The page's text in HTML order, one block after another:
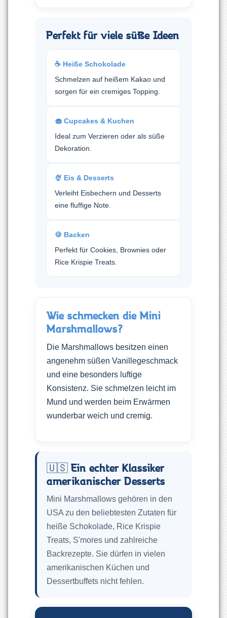
Perfekt für viele süße Ideen
☕ Heiße Schokolade
Schmelzen auf heißem Kakao und
sorgen für ein cremiges Topping.
🧁 Cupcakes & Kuchen
Ideal zum Verzieren oder als süße
Dekoration.
🍨 Eis & Desserts
Verleiht Eisbechern und Desserts
eine fluffige Note.
🍪 Backen
Perfekt für Cookies, Brownies oder
Rice Krispie Treats.
Wie schmecken die Mini
Marshmallows?
Die Marshmallows besitzen einen
angenehm süßen Vanillegeschmack
und eine besonders luftige
Konsistenz. Sie schmelzen leicht im
Mund und werden beim Erwärmen
wunderbar weich und cremig.
🇺🇸 Ein echter Klassiker
amerikanischer Desserts
Mini Marshmallows gehören in den
USA zu den beliebtesten Zutaten für
heiße Schokolade, Rice Krispie
Treats, S'mores und zahlreiche
Backrezepte. Sie dürfen in vielen
amerikanischen Küchen und
Dessertbuffets nicht fehlen.